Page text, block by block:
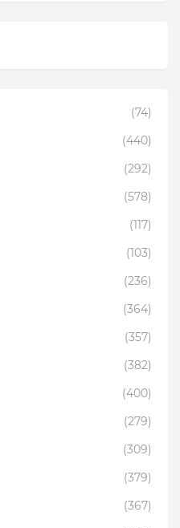
(74)
(440)
(292)
(578)
(117)
(103)
(236)
(364)
(357)
(382)
(400)
(279)
(309)
(379)
(367)